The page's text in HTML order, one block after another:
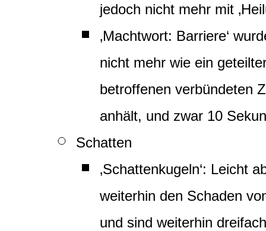
jedoch nicht mehr mit
‚Machtwort: Barriere‘
nicht mehr wie ein
betroffenen verbündeten
anhält, und zwar 10
Schatten
‚Schattenkugeln‘: Leicht
weiterhin den Schaden
und sind weiterhin